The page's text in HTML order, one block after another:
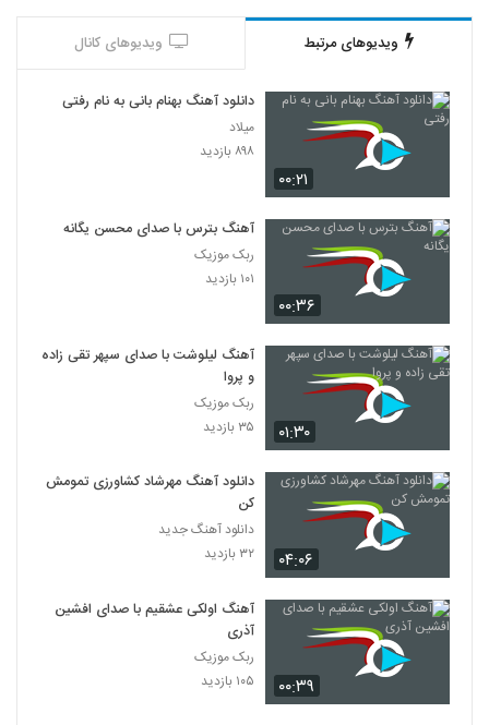
ویدیوهای مرتبط ویدیوهای کانال
۰۰:۲۱
دانلود آهنگ بهنام بانی به نام رفتی
میلاد
۸۹۸ بازدید
۰۰:۳۶
آهنگ بترس با صدای محسن یگانه
ربک موزیک
۱۰۱ بازدید
۰۱:۳۰
آهنگ لیلوشت با صدای سپهر تقی زاده
و پروا
ربک موزیک
۳۵ بازدید
۰۴:۰۶
دانلود آهنگ مهرشاد کشاورزی تمومش
کن
دانلود آهنگ جدید
۳۲ بازدید
۰۰:۳۹
آهنگ اولکی عشقیم با صدای افشین
آذری
ربک موزیک
۱۰۵ بازدید